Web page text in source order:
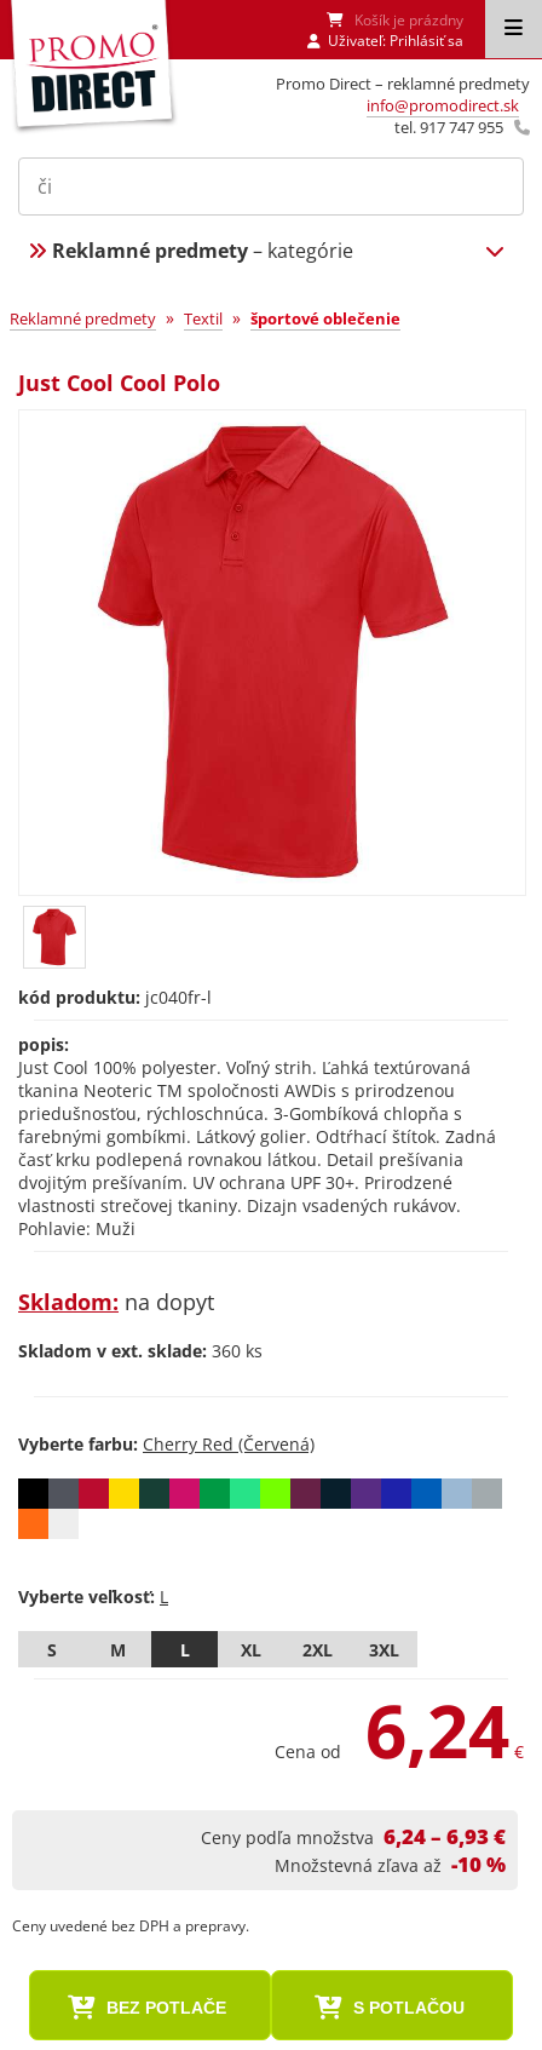
Promo Direct – reklamné predmety
info@promodirect.sk
tel. 917 747 955
Košík je prázdny
Uživateľ: Prihlásiť sa
Reklamné predmety– kategórie
Reklamné predmety » Textil » športové oblečenie
Just Cool Cool Polo
kód produktu: jc040fr-l
popis:
Just Cool 100% polyester. Voľný strih. Ľahká textúrovaná
tkanina Neoteric TM spoločnosti AWDis s prirodzenou
priedušnosťou, rýchloschnúca. 3-Gombíková chlopňa s
farebnými gombíkmi. Látkový golier. Odtŕhací štítok. Zadná
časť krku podlepená rovnakou látkou. Detail prešívania
dvojitým prešívaním. UV ochrana UPF 30+. Prirodzené
vlastnosti strečovej tkaniny. Dizajn vsadených rukávov.
Pohlavie: Muži
Skladom: na dopyt
Skladom v ext. sklade: 360 ks
Vyberte farbu:
Vyberte veľkosť:
S M L XL 2XL 3XL
Cena od 6,24 €
Ceny podľa množstva 6,24 – 6,93 €
Množstevná zľava až -10 %
Ceny uvedené bez DPH a prepravy.
BEZ POTLAČE S POTLAČOU